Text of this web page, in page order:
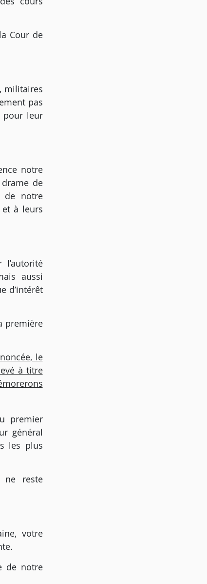
Cour de
militaires
pas
pour leur
notre
de
de notre
à leurs
aussi
d’intérêt
première
le
à titre
premier
général
les plus
ne reste
votre
de notre